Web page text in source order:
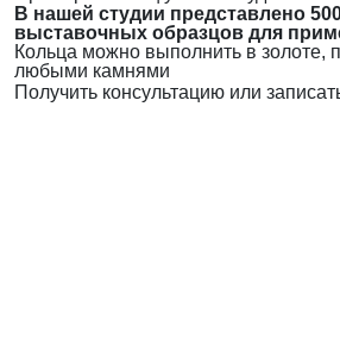
В нашей студии представлено
выставочных образцов для
Кольца можно выполнить в золоте,
любыми камнями
Получить консультацию или